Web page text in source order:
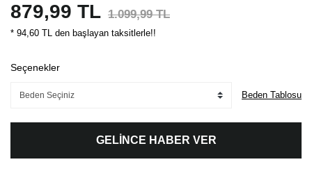
879,99 TL 1.099,99 TL
* 94,60 TL den başlayan taksitlerle!!
Seçenekler
Beden Tablosu
GELİNCE HABER VER